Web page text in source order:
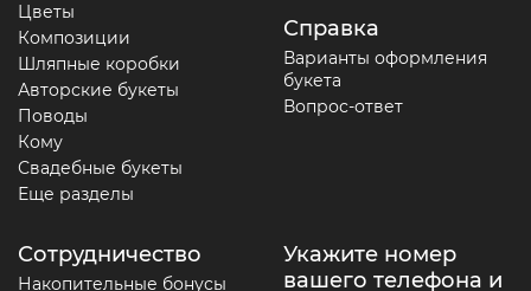
Цветы
Композиции
Шляпные коробки
Авторские букеты
Поводы
Кому
Свадебные букеты
Еще разделы
Справка
Варианты оформления
букета
Вопрос-ответ
Сотрудничество
Накопительные бонусы
Укажите номер
вашего телефона и